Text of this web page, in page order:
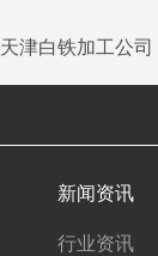
天津白铁加工公司
新闻资讯
行业资讯